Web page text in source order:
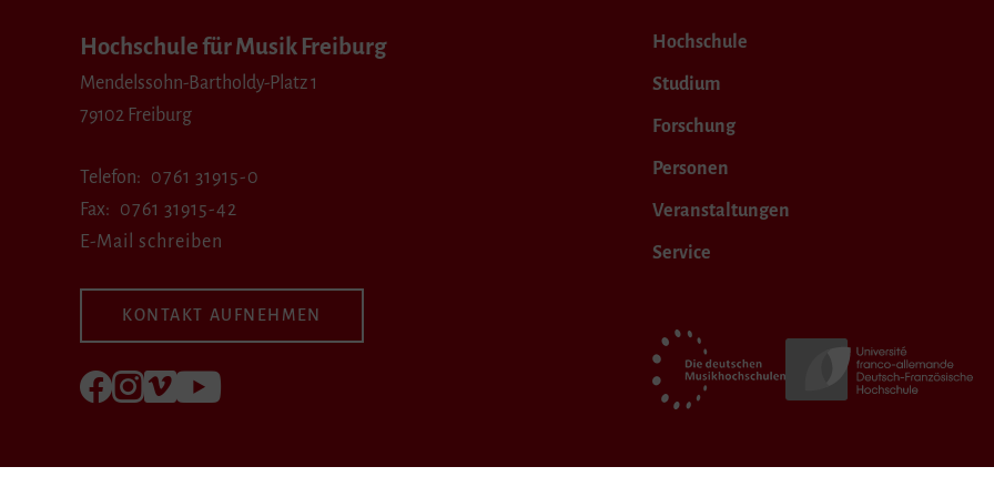
Hochschule für Musik Freiburg
Mendelssohn-Bartholdy-Platz 1
79102 Freiburg
Telefon
0761 31915-0
Fax
0761 31915-42
E-Mail schreiben
KONTAKT AUFNEHMEN
Folgen Sie uns auf Facebook
Folgen Sie uns auf Instagram
Besuchen Sie uns bei Vimeo
Hochschule
Studium
Forschung
Personen
Veranstaltungen
Service